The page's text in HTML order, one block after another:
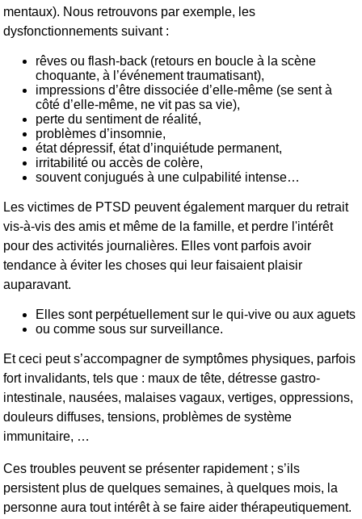
mentaux). Nous retrouvons par exemple, les
dysfonctionnements suivant :
rêves ou flash-back (retours en boucle à la scène
choquante, à l’événement traumatisant),
impressions d’être dissociée d’elle-même (se sent à
côté d’elle-même, ne vit pas sa vie),
perte du sentiment de réalité,
problèmes d’insomnie,
état dépressif, état d’inquiétude permanent,
irritabilité ou accès de colère,
souvent conjugués à une culpabilité intense…
Les victimes de PTSD peuvent également marquer du retrait
vis-à-vis des amis et même de la famille, et perdre l'intérêt
pour des activités journalières. Elles vont parfois avoir
tendance à éviter les choses qui leur faisaient plaisir
auparavant.
Elles sont perpétuellement sur le qui-vive ou aux aguets
ou comme sous sur surveillance.
Et ceci peut s’accompagner de symptômes physiques, parfois
fort invalidants, tels que : maux de tête, détresse gastro-
intestinale, nausées, malaises vagaux, vertiges, oppressions,
douleurs diffuses, tensions, problèmes de système
immunitaire, …
Ces troubles peuvent se présenter rapidement ; s’ils
persistent plus de quelques semaines, à quelques mois, la
personne aura tout intérêt à se faire aider thérapeutiquement.